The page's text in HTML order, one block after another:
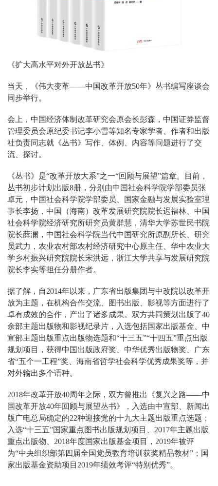
《扩大高水平对外开放丛书》
当天，《伟大变革——中国改革开放50年》丛书编写座谈会
同步举行。
会上，中国经济体制改革研究会原会长彭森，中国证券监督
管理委员会原纪委书记李小雪等知名专家学者、作者和出版
社负责同志就《丛书》写作、体例、内容等问题进行了交
流、探讨。
《丛书》是“改革开放大系”之一“回顾与展望”篇章。目前，
丛书初步计划出版8册，分别由中国社会科学院学部委员张
卓元，中国社会科学院学部委员、国家金融与发展实验室理
事长李扬，中国（海南）改革发展研究院院长迟福林、中国
社会科学院经济研究所研究员黄群慧，清华大学苏世民书院
院长薛澜，中国社会科学院当代中国研究所原副所长、研究
员武力，农业农村部农村经济研究中心原主任、华中农业大
学乡村振兴研究院院长宋洪远，浙江大学共享与发展研究院
院长李实等担任分册作者。
据了解，自2014年以来，广东省出版集团与中改院以改革开
放为主题，在机构合作交流、图书出版、影视等方面进行了
卓有成效的合作，产出了诸多成果。双方共同策划出版了40
余部主题出版物和影视纪录片，入选包括国家出版基金、中
宣部主题出版重点出版物选题和“十三五”“十四五”重点出版
规划项目，获得中国出版政府奖、中华优秀出版物奖、广东
省“五个一工程”奖、海南省哲学社会科学优秀成果奖等，并
对外输出多个语种。
2018年改革开放40周年之际，双方曾推出《复兴之路——中
国改革开放40年回顾与展望丛书》，入选由中宣部、新闻出
版广电总局确定的22种迎接党的十九大主题出版重点选题；
入选“十三五”国家重点图书出版规划项目、2017年主题出版
重点出版物、2018年度国家出版基金项目，2019年被评
为“中央组织部第四届全国党员教育培训获奖精品教材”；国
家出版基金资助项目2019年绩效考评“特别优秀”。